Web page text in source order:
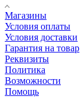
Магазины
Условия оплаты
Условия доставки
Гарантия на товар
Реквизиты
Политика
Возможности
Помощь